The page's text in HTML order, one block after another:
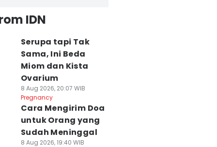
IDN
Serupa tapi Tak
Sama, Ini Beda
Miom dan Kista
Ovarium
8 Aug 2026, 20:07 WIB
Pregnancy
Cara Mengirim Doa
untuk Orang yang
Sudah Meninggal
8 Aug 2026, 19:40 WIB